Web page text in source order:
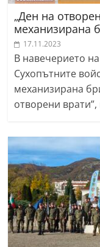
„Ден на
механизирана
17.11.2023
В навечерието
Сухопътните
механизирана
отворени врати”,